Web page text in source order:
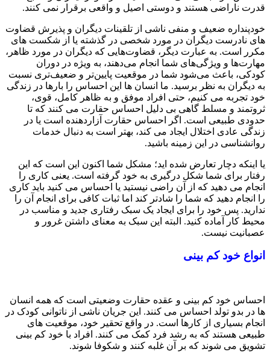
قدرت ناراضی هستند و دوستی اصیل و واقعی برقرار نمی کنند.
خودپنداره ضعیف و منفی ناشی از تلقینات دیگران و پذیرش قضاوت
های نادرست دیگران در مورد شخصی در گذشته یا از شکست های
مکرر است. به عبارت دیگر، قضاوت‌هایی که دیگران در مورد ظاهر،
مهارت‌ها و ویژگی‌های شما انجام می‌دهند، به‌ ویژه در دوران
کودکی، باعث می‌شود شما در موقعیت پایین‌تر و ضعیف‌تری نسبت
به دیگران به نظر برسید. ما انسان ها این احساس را بارها در زندگی
خود تجربه می کنیم، حتی افراد موفق و به ظاهر کامل، قوی،
ثروتمند و مسلط گاهی بی دلیل احساس حقارت می کنند که تا
حدودی طبیعی است. اگر احساس حقارت آزاردهنده است یا در
زندگی عادی اختلال ایجاد می کند، بهتر است به دنبال خدمات
روانشناسی در این زمینه باشید.
یا اینکه دچار تعارض شده اید؛ مشکل شما اکنون این است که این
رفتار برای شما شکل درگیری به خود گرفته است. یعنی کاری را
انجام می دهید که از آن راضی نیستید یا احساس می کنید باید کاری
را انجام دهید که شما را شادتر کند اما ثبات کافی برای انجام آن را
ندارید. پس خود را برای ایجاد یک سبک رفتاری جدید و مناسب در
محیط کار آماده کنید. البته این سبک به معنای داشتن غرور و
عصبانیت نیست.
انواع خود‌ کم‌ بینی
احساس خود کم بینی و عقده حقارت وضعیتی است که همه انسان
ها در بدو تولد احساس می کنند. این جریان ناشی از ناتوانی کودک در
انجام بسیاری از کارها است. در واقع تحقیر خود، موقعیت های
طبیعی هستند که به رشد فرد کمک می کنند. افراد با خود کم بینی
تشویق می شوند که بر آن غلبه کنند و شکوفا شوند.